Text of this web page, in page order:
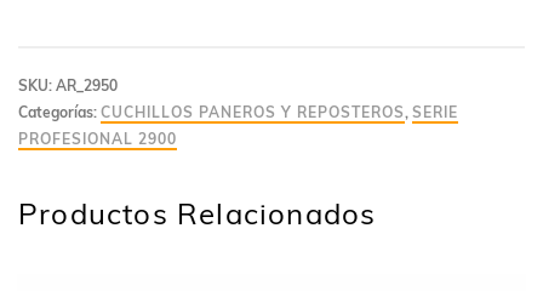
SKU: AR_2950
Categorías: CUCHILLOS PANEROS Y REPOSTEROS, SERIE
PROFESIONAL 2900
Productos Relacionados